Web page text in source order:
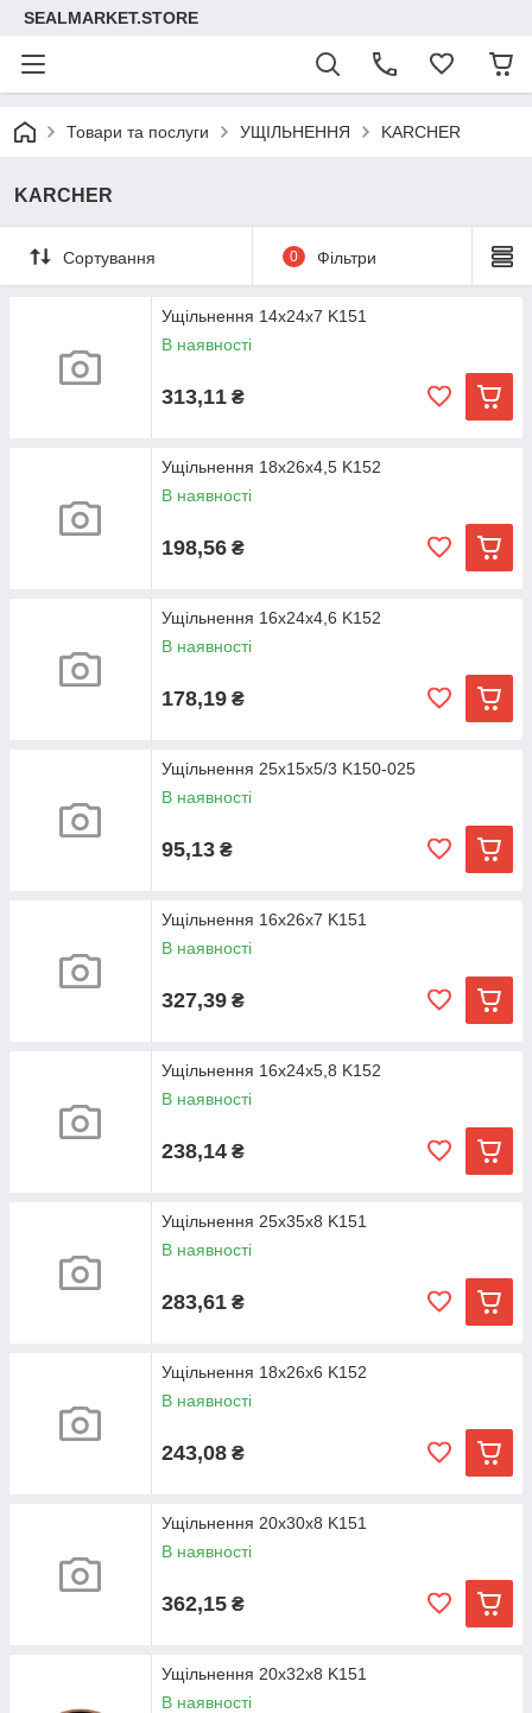
SEALMARKET.STORE
Товари та послуги УЩІЛЬНЕННЯ KARCHER
KARCHER
Сортування 0 Фільтри
Ущільнення 14х24х7 K151
В наявності
313,11 ₴
Ущільнення 18х26х4,5 K152
В наявності
198,56 ₴
Ущільнення 16х24х4,6 K152
В наявності
178,19 ₴
Ущільнення 25х15х5/3 K150-025
В наявності
95,13 ₴
Ущільнення 16х26х7 K151
В наявності
327,39 ₴
Ущільнення 16х24х5,8 K152
В наявності
238,14 ₴
Ущільнення 25х35х8 K151
В наявності
283,61 ₴
Ущільнення 18х26х6 K152
В наявності
243,08 ₴
Ущільнення 20х30х8 K151
В наявності
362,15 ₴
Ущільнення 20х32х8 K151
В наявності